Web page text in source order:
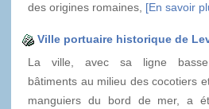
des origines romaines, [En savoir
Ville portuaire historique de
La ville, avec sa ligne
bâtiments au milieu des cocotiers
manguiers du bord de mer, a